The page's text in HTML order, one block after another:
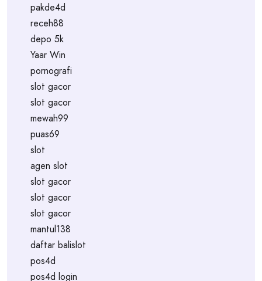
pakde4d
receh88
depo 5k
Yaar Win
pornografi
slot gacor
slot gacor
mewah99
puas69
slot
agen slot
slot gacor
slot gacor
slot gacor
mantul138
daftar balislot
pos4d
pos4d login